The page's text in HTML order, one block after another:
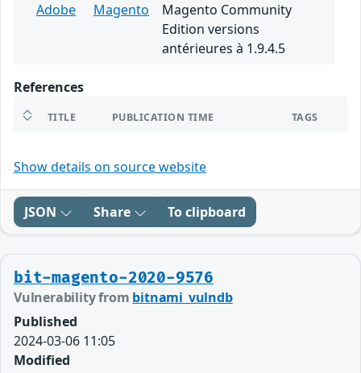
Adobe
Magento
Magento Community
Edition versions
antérieures à 1.9.4.5
References
TITLE PUBLICATION TIME TAGS
Show details on source website
JSON Share To clipboard
bit-magento-2020-9576
Vulnerability from bitnami_vulndb
Published
2024-03-06 11:05
Modified